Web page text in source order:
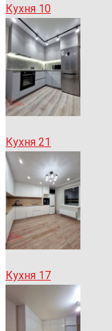
Кухня 10
Кухня 21
Кухня 17